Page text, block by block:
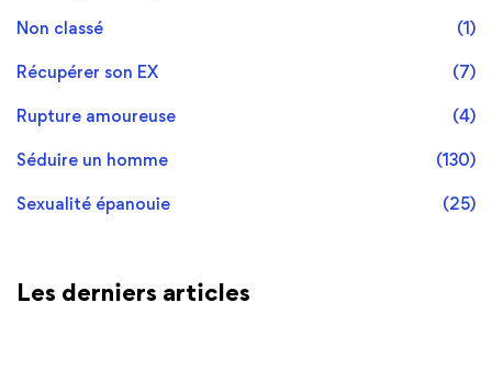
Non classé (1)
Récupérer son EX (7)
Rupture amoureuse (4)
Séduire un homme (130)
Sexualité épanouie (25)
Les derniers articles